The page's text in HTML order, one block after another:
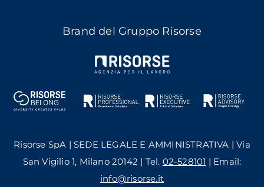
Brand del Gruppo Risorse
Risorse SpA | SEDE LEGALE E AMMINISTRATIVA | Via
San Vigilio 1, Milano 20142 | Tel. 02-528101 | Email:
info@risorse.it